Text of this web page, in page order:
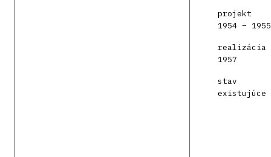
projekt
1954 – 1955
realizácia
1957
stav
existujúce